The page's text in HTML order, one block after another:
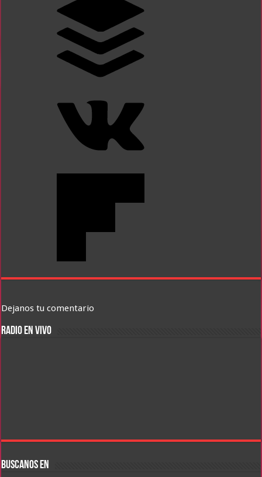
Dejanos tu comentario
RADIO EN VIVO
BUSCANOS EN